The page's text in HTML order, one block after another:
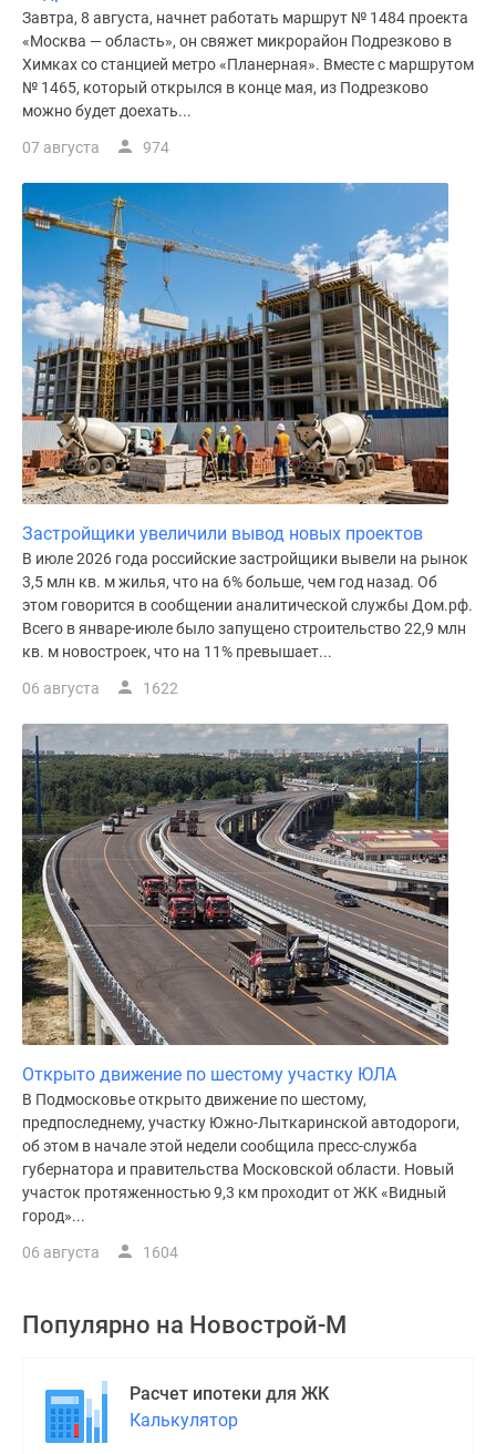
Завтра, 8 августа, начнет работать маршрут № 1484 проекта
«Москва — область», он свяжет микрорайон Подрезково в
Химках со станцией метро «Планерная». Вместе с маршрутом
№ 1465, который открылся в конце мая, из Подрезково
можно будет доехать...
07 августа 974
Застройщики увеличили вывод новых проектов
В июле 2026 года российские застройщики вывели на рынок
3,5 млн кв. м жилья, что на 6% больше, чем год назад. Об
этом говорится в сообщении аналитической службы Дом.рф.
Всего в январе-июле было запущено строительство 22,9 млн
кв. м новостроек, что на 11% превышает...
06 августа 1622
Открыто движение по шестому участку ЮЛА
В Подмосковье открыто движение по шестому,
предпоследнему, участку Южно-Лыткаринской автодороги,
об этом в начале этой недели сообщила пресс-служба
губернатора и правительства Московской области. Новый
участок протяженностью 9,3 км проходит от ЖК «Видный
город»...
06 августа 1604
Популярно на Новострой-М
Расчет ипотеки для ЖК
Калькулятор